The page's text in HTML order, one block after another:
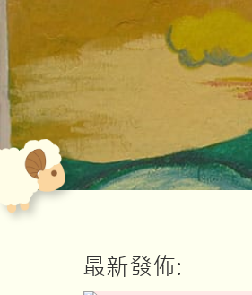
最新發佈: